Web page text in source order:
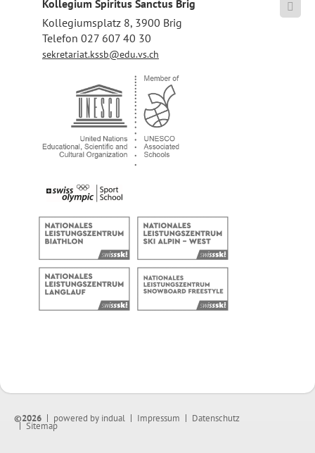
Kollegium Spiritus Sanctus Brig
Kollegiumsplatz 8, 3900 Brig
Telefon 027 607 40 30
sekretariat.kssb@edu.vs.ch

©2026 powered by indual Impressum Datenschutz
Sitemap